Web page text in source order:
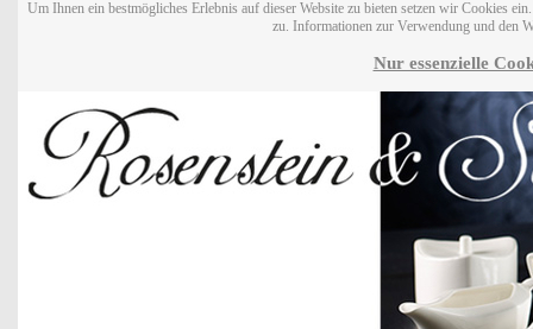
Um Ihnen ein bestmögliches Erlebnis auf dieser Website zu bieten setzen wir Cookies
zu. Informationen zur Verwendung und den
Nur essenzielle